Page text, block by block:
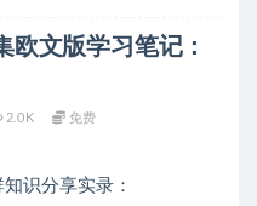
欧文版学习笔记：
2.0K 免费
识分享实录：